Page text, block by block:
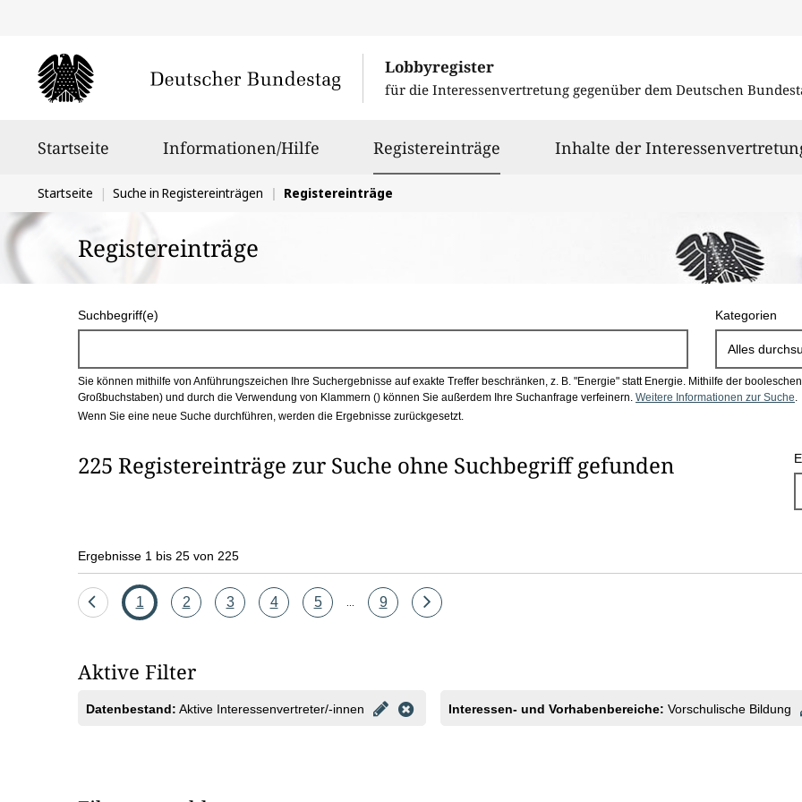
Lobbyregister
für die Interessenvertretung gegenüber dem Deutschen
Startseite Informationen/Hilfe Registereinträge ausgewähltInhalte der
Sie
befinden
sich
hier:
Startseite Suche in Registereinträgen Registereinträge
Registereinträge
u
c
h
b
o
Suchbegriff(e) Kategorien
Alles
Sie können mithilfe von Anführungszeichen Ihre Suchergebnisse auf exakte Treffer beschränken, z. B. "Energie" statt Energie. Mithilfe der
Großbuchstaben) und durch die Verwendung von Klammern () können Sie außerdem Ihre Suchanfrage verfeinern. Weitere Informationen zur Suche.
Wenn Sie eine neue Suche durchführen, werden die Ergebnisse zurückgesetzt.
225 Registereinträge zur Suche ohne Suchbegriff gefunden
Ergebnisse 1 bis 25 von 225
Eine
Seite
1 Seite
2 Seite
3 Seite
4 Seite
5 Seite
9
Eine
Aktive Filter
Datenbestand: Aktive Interessenvertreter/-innen Interessen- und Vorhabenbereiche: Vorschulische Bildung